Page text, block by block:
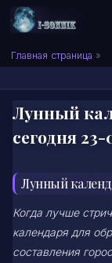
Skip to content
Сонник I-
Главная страница »
Лунный
сегодня
Лунный
Когда лучше
календаря для
составления